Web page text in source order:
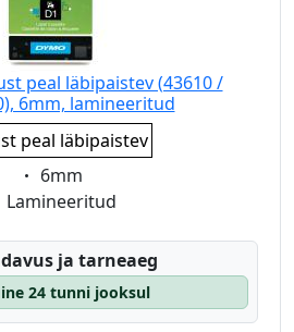
peal läbipaistev (43610 /
6mm, lamineeritud
peal läbipaistev
Eigenschaft:
6mm
Lamineeritud
ja tarneaeg
24 tunni jooksul